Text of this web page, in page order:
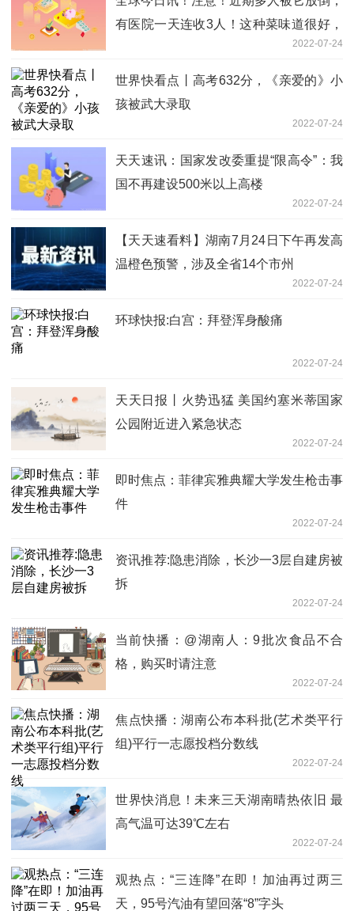
有医院一天连收3人！这种菜味道很好，
2022-07-24
世界快看点丨高考632分，《亲爱的》小
孩被武大录取
2022-07-24
天天速讯：国家发改委重提“限高令”：我
国不再建设500米以上高楼
2022-07-24
【天天速看料】湖南7月24日下午再发高
温橙色预警，涉及全省14个市州
2022-07-24
环球快报:白宫：拜登浑身酸痛
2022-07-24
天天日报丨火势迅猛 美国约塞米蒂国家
公园附近进入紧急状态
2022-07-24
即时焦点：菲律宾雅典耀大学发生枪击事
件
2022-07-24
资讯推荐:隐患消除，长沙一3层自建房被
拆
2022-07-24
当前快播：@湖南人：9批次食品不合
格，购买时请注意
2022-07-24
焦点快播：湖南公布本科批(艺术类平行
组)平行一志愿投档分数线
2022-07-24
世界快消息！未来三天湖南晴热依旧 最
高气温可达39℃左右
2022-07-24
观热点：“三连降”在即！加油再过两三
天，95号汽油有望回落“8”字头